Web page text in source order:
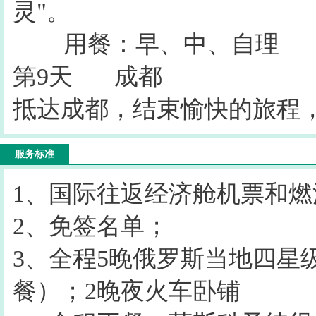
灵"。
用餐：早、中、自理
第9天
成都
抵达成都，结束愉快的旅程
服务标准
1、国际往返经济舱机票和
2、免签名单；
3、全程5晚俄罗斯当地四星
餐）；2晚夜火车卧铺